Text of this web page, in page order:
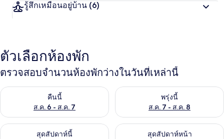
รู้สึกเหมือนอยู่บ้าน (6)
ตัวเลือกห้องพัก
ตรวจสอบจำนวนห้องพักว่างในวันที่เหล่านี้
คืนนี้
ส.ค. 6 - ส.ค. 7
ตรวจสอบจำนวนห้องพักว่างในคืนนี้ ส.ค. 6 - ส.ค. 7พรุ่งนี้
ส.ค. 7 - ส.ค. 8
ตรวจสอบจำนวนห้องพักว่างใน
สุดสัปดาห์นี้
ตรวจสอบจำนวนห้องพักว่างในสุดสัปดาห์นี้ ส.ค. 7 - ส.ค. 9
สุดสัปดาห์หน้า
ตรวจสอบจำนวนห้องพักว่างใน